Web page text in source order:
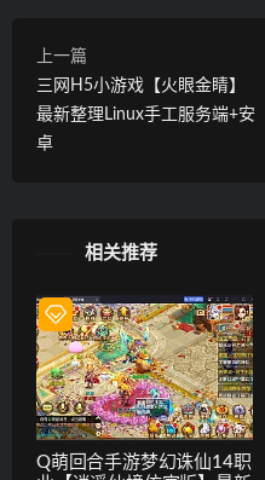
上一篇
三网H5小游戏【火眼金睛】
最新整理Linux手工服务端+安
卓
相关推荐
Q萌回合手游梦幻诛仙14职